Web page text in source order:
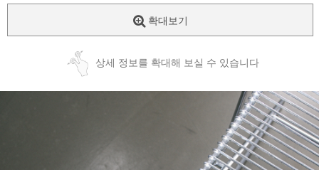
확대보기
상세 정보를 확대해 보실 수 있습니다